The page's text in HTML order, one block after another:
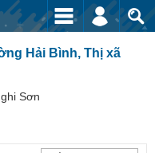
Hải Bình, Thị xã
Sơn